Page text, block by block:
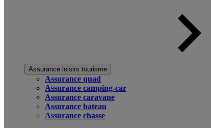
Assurance loisirs tourisme
Assurance quad
Assurance camping-car
Assurance caravane
Assurance bateau
Assurance chasse